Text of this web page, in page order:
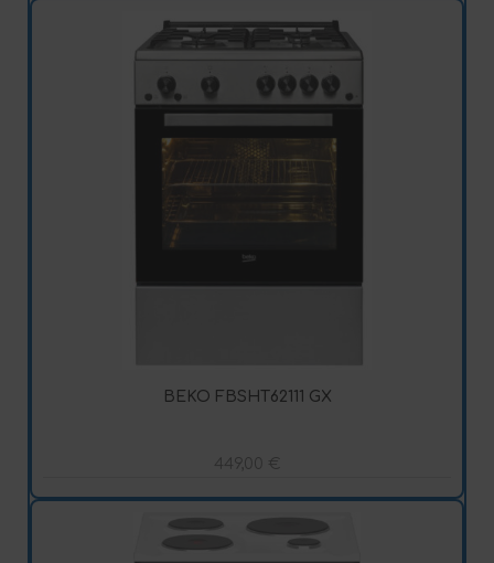
BEKO FBSHT62111 GX
449,00 €